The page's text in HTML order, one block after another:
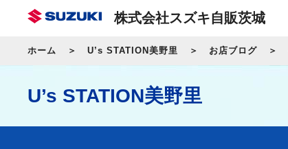
株式会社スズキ自販茨城
ホーム U’s STATION美野里 お店ブログ
U’s STATION美野里